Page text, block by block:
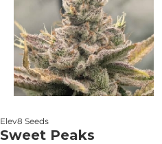
Elev8 Seeds
Sweet Peaks